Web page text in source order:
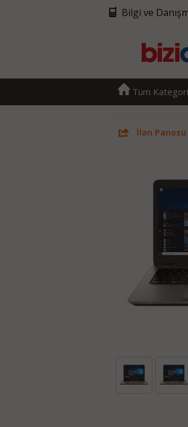
Bilgi ve
Tüm
İlan Panosu